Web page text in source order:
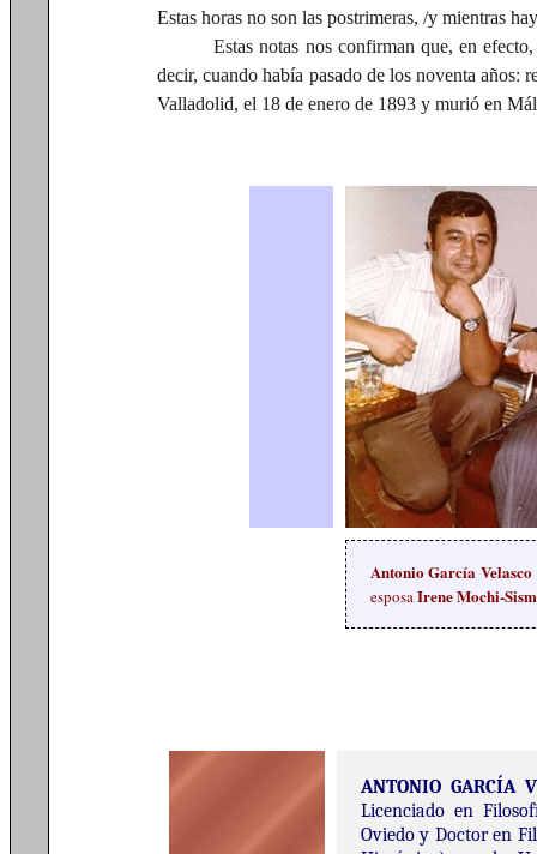
Estas horas no son las postrimeras, /y mientras
Estas notas nos confirman que, en
decir, cuando había pasado de los noventa años:
Valladolid, el 18 de enero de 1893 y murió en
Antonio García Velasco
esposaIrene Mochi-
ANTONIO GARCÍA
Licenciado en
Oviedo y Doctor en